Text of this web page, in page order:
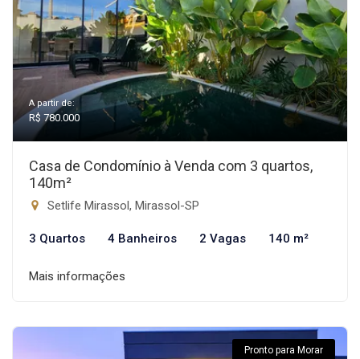
A partir de:
R$ 780.000
Casa de Condomínio à Venda com 3 quartos,
140m²
Setlife Mirassol, Mirassol-SP
3 Quartos 4 Banheiros 2 Vagas 140 m²
Mais informações
Pronto para Morar